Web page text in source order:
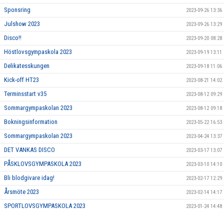
Sponsring 2023-09-26 13:36
Julshow 2023 2023-09-26 13:29
Disco!! 2023-09-20 08:28
Höstlovsgympaskola 2023 2023-09-19 13:11
Delikatesskungen 2023-09-18 11:06
Kick-off HT23 2023-08-21 14:02
Terminsstart v35 2023-08-12 09:29
Sommargympaskolan 2023 2023-08-12 09:18
Bokningsinformation 2023-05-22 16:53
Sommargympaskolan 2023 2023-04-24 13:37
DET VANKAS DISCO 2023-03-17 13:07
PÅSKLOVSGYMPASKOLA 2023 2023-03-10 14:10
Bli blodgivare idag! 2023-02-17 12:29
Årsmöte 2023 2023-02-14 14:17
SPORTLOVSGYMPASKOLA 2023 2023-01-24 14:48